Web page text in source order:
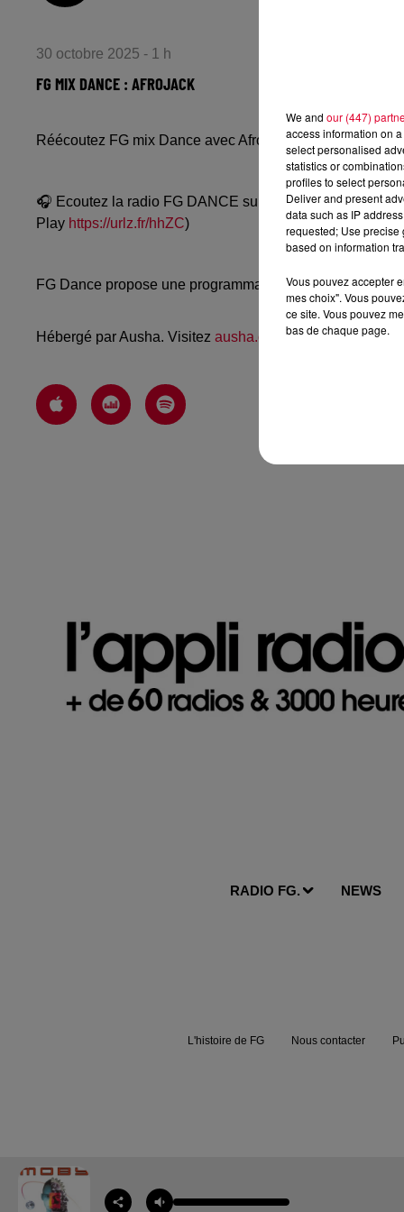
30 octobre 2025 - 1 h
FG MIX DANCE : AFROJACK
Réécoutez FG mix Dance avec Afrojack du mercredi 29
🎧 Ecoutez la radio FG DANCE sur
www.radiofg.com/fg-
Play https://urlz.fr/hhZC)
FG Dance propose une programmation dance, EDM,
Hébergé par Ausha. Visitez ausha.co/politique-de-
RADIO FG. NEWS
L'histoire de FG Nous contacter
We and our (447)
access information on
select personalised
statistics or
profiles to select
Deliver and present
data such as IP
requested; Use precise
based on information
Vous pouvez accepter
mes choix". Vous
ce site. Vous pouvez
bas de chaque page.